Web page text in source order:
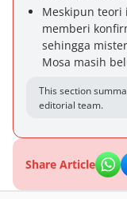
Meskipun teori
memberi
sehingga
Mosa masih
This section
editorial team.
Share Article